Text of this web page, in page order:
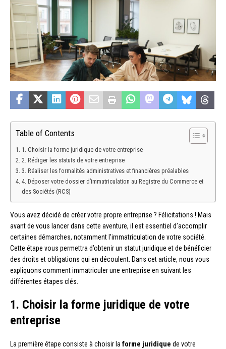
Table of Contents
1. Choisir la forme juridique de votre entreprise
2. Rédiger les statuts de votre entreprise
3. Réaliser les formalités administratives et financières préalables
4. Déposer votre dossier d’immatriculation au Registre du Commerce et
des Sociétés (RCS)
Vous avez décidé de créer votre propre entreprise ? Félicitations ! Mais
avant de vous lancer dans cette aventure, il est essentiel d’accomplir
certaines démarches, notamment l’immatriculation de votre société.
Cette étape vous permettra d’obtenir un statut juridique et de bénéficier
des droits et obligations qui en découlent. Dans cet article, nous vous
expliquons comment immatriculer une entreprise en suivant les
différentes étapes clés.
1. Choisir la forme juridique de votre
entreprise
La première étape consiste à choisir la forme juridique de votre